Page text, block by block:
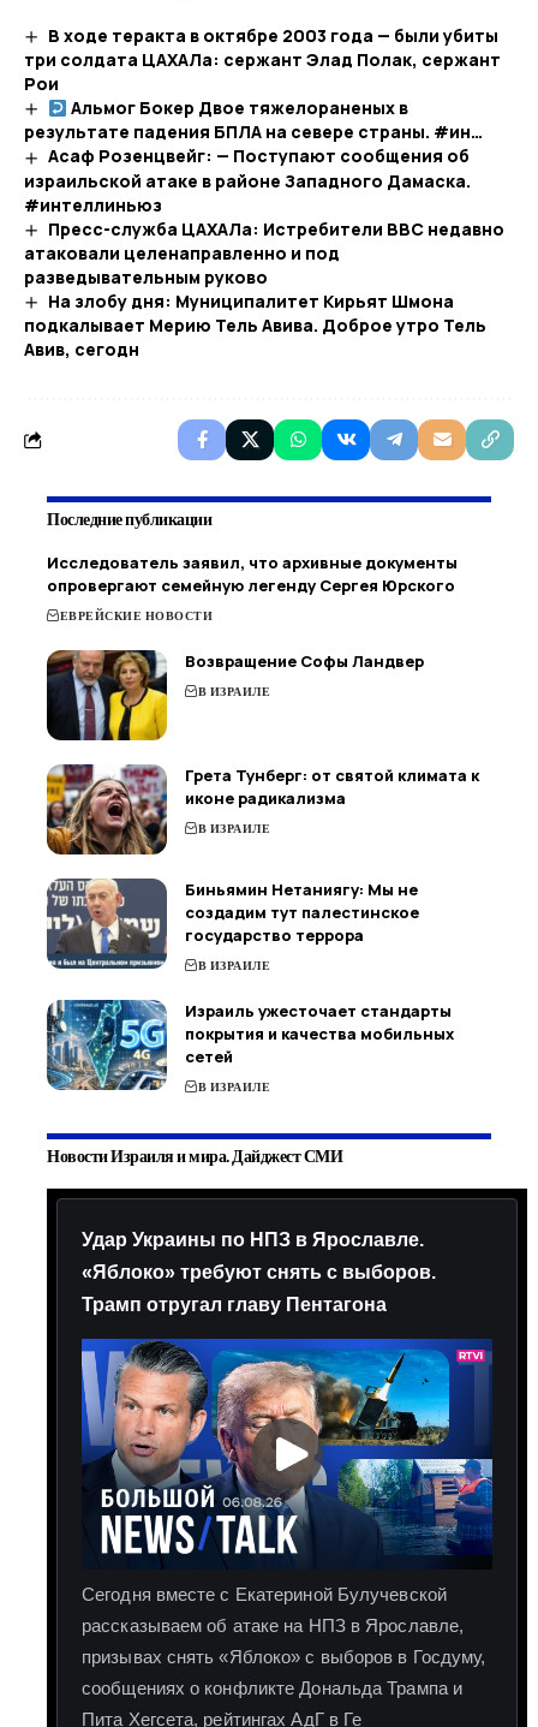
В ходе теракта в октябре 2003 года — были убиты
три солдата ЦАХАЛа: сержант Элад Полак, сержант
Рои
Альмог Бокер Двое тяжелораненых в
результате падения БПЛА на севере страны. #ин…​
Асаф Розенцвейг: — Поступают сообщения об
израильской атаке в районе Западного Дамаска.
#интеллиньюз
Пресс-служба ЦАХАЛа: Истребители ВВС недавно
атаковали целенаправленно и под
разведывательным руково
На злобу дня: Муниципалитет Кирьят Шмона
подкалывает Мерию Тель Авива. Доброе утро Тель
Авив, сегодн
Последние публикации
Исследователь заявил, что архивные документы
опровергают семейную легенду Сергея Юрского
ЕВРЕЙСКИЕ НОВОСТИ
Возвращение Софы Ландвер
В ИЗРАИЛЕ
Грета Тунберг: от святой климата к
иконе радикализма
В ИЗРАИЛЕ
Биньямин Нетаниягу: Мы не
создадим тут палестинское
государство террора
В ИЗРАИЛЕ
Израиль ужесточает стандарты
покрытия и качества мобильных
сетей
В ИЗРАИЛЕ
Новости Израиля и мира. Дайджест СМИ